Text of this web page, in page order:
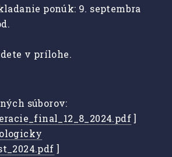
ponúk: 9. septembra
v prílohe.
súborov:
]
]